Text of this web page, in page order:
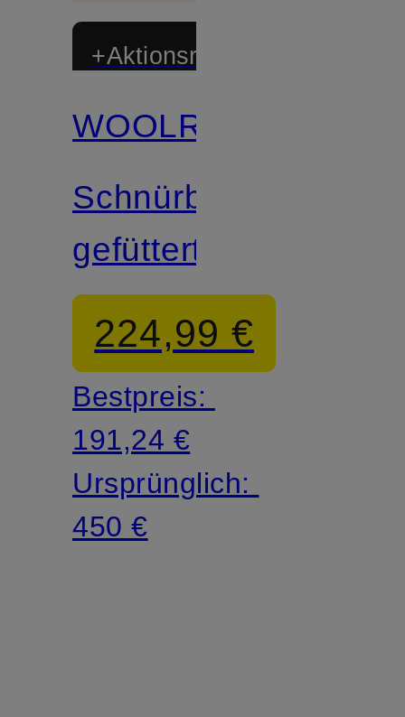
+Aktionsrabatt
WOOLRICH
Schnürboots
gefüttert
224,99 €
Bestpreis:
191,24 €
Ursprünglich:
450 €